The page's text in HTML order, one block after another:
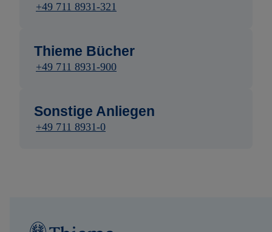
+49 711 8931-321
Thieme Bücher
+49 711 8931-900
Sonstige Anliegen
+49 711 8931-0